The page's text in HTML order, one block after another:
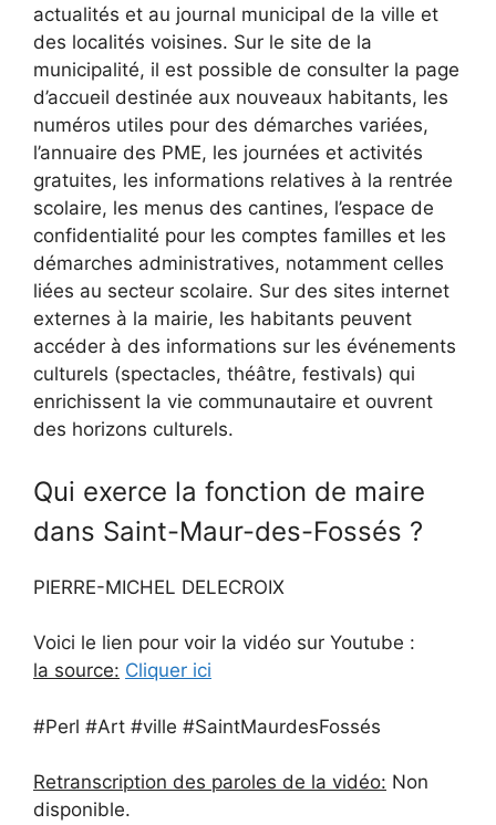
actualités et au journal municipal de la ville et
des localités voisines. Sur le site de la
municipalité, il est possible de consulter la page
d’accueil destinée aux nouveaux habitants, les
numéros utiles pour des démarches variées,
l’annuaire des PME, les journées et activités
gratuites, les informations relatives à la rentrée
scolaire, les menus des cantines, l’espace de
confidentialité pour les comptes familles et les
démarches administratives, notamment celles
liées au secteur scolaire. Sur des sites internet
externes à la mairie, les habitants peuvent
accéder à des informations sur les événements
culturels (spectacles, théâtre, festivals) qui
enrichissent la vie communautaire et ouvrent
des horizons culturels.
Qui exerce la fonction de maire
dans Saint-Maur-des-Fossés ?
PIERRE-MICHEL DELECROIX
Voici le lien pour voir la vidéo sur Youtube :
la source: Cliquer ici
#Perl #Art #ville #SaintMaurdesFossés
Retranscription des paroles de la vidéo: Non
disponible.